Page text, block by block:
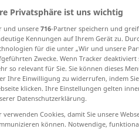
antippen)
Privatsphäre ist uns wichtig
und unsere 716-Partner speichern und
Kennungen auf Ihrem Gerät zu.
für die unter „Wir und unsere
Zwecke. Wenn Tracker
so relevant für Sie. Sie können dieses
Ihre Einwilligung zu widerrufen, indem
klicken. Ihre Einstellungen gelten
Datenschutzerklärung.
verwenden Cookies, damit Sie unsere
können. Notwendige,